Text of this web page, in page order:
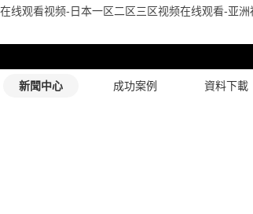
观看视频-日本一区二区三区视频在线观看-亚
新聞中心 成功案例 資料下載